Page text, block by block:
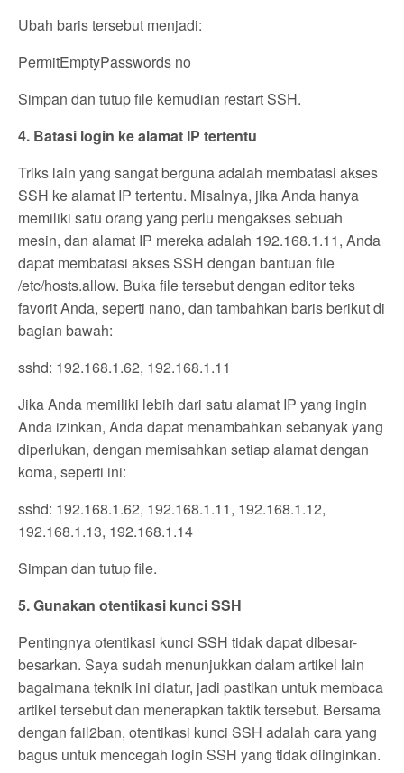
Ubah baris tersebut menjadi:
PermitEmptyPasswords no
Simpan dan tutup file kemudian restart SSH.
4. Batasi login ke alamat IP tertentu
Triks lain yang sangat berguna adalah membatasi akses
SSH ke alamat IP tertentu. Misalnya, jika Anda hanya
memiliki satu orang yang perlu mengakses sebuah
mesin, dan alamat IP mereka adalah 192.168.1.11, Anda
dapat membatasi akses SSH dengan bantuan file
/etc/hosts.allow. Buka file tersebut dengan editor teks
favorit Anda, seperti nano, dan tambahkan baris berikut di
bagian bawah:
sshd: 192.168.1.62, 192.168.1.11
Jika Anda memiliki lebih dari satu alamat IP yang ingin
Anda izinkan, Anda dapat menambahkan sebanyak yang
diperlukan, dengan memisahkan setiap alamat dengan
koma, seperti ini:
sshd: 192.168.1.62, 192.168.1.11, 192.168.1.12,
192.168.1.13, 192.168.1.14
Simpan dan tutup file.
5. Gunakan otentikasi kunci SSH
Pentingnya otentikasi kunci SSH tidak dapat dibesar-
besarkan. Saya sudah menunjukkan dalam artikel lain
bagaimana teknik ini diatur, jadi pastikan untuk membaca
artikel tersebut dan menerapkan taktik tersebut. Bersama
dengan fail2ban, otentikasi kunci SSH adalah cara yang
bagus untuk mencegah login SSH yang tidak diinginkan.